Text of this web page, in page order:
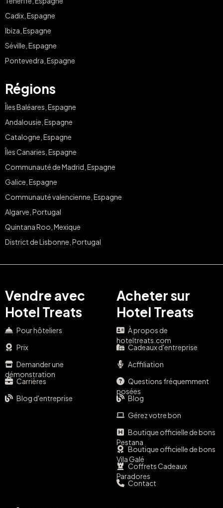
Cadix, Espagne
Ibiza, Espagne
Séville, Espagne
Pontevedra, Espagne
Régions
Îles Baléares, Espagne
Andalousie, Espagne
Catalogne, Espagne
Îles Canaries, Espagne
Communauté de Madrid, Espagne
Galice, Espagne
Communauté valencienne, Espagne
Algarve, Portugal
Quintana Roo, Mexique
District de Lisbonne, Portugal
Vendre avec
Hotel Treats
Pour hôteliers
Prix
Demander une
démonstration
Carrières
Blog d'entreprise
Acheter sur
Hotel Treats
À propos de
hoteltreats.com
Cadeaux d'entreprise
Acffiliation
Questions fréquemment
posées
Blog
Gérez votre bon
Boutique officielle de bons
Pestana
Boutique officielle de bons
Vila Galé
Coffrets Cadeaux
Paradores
Contact